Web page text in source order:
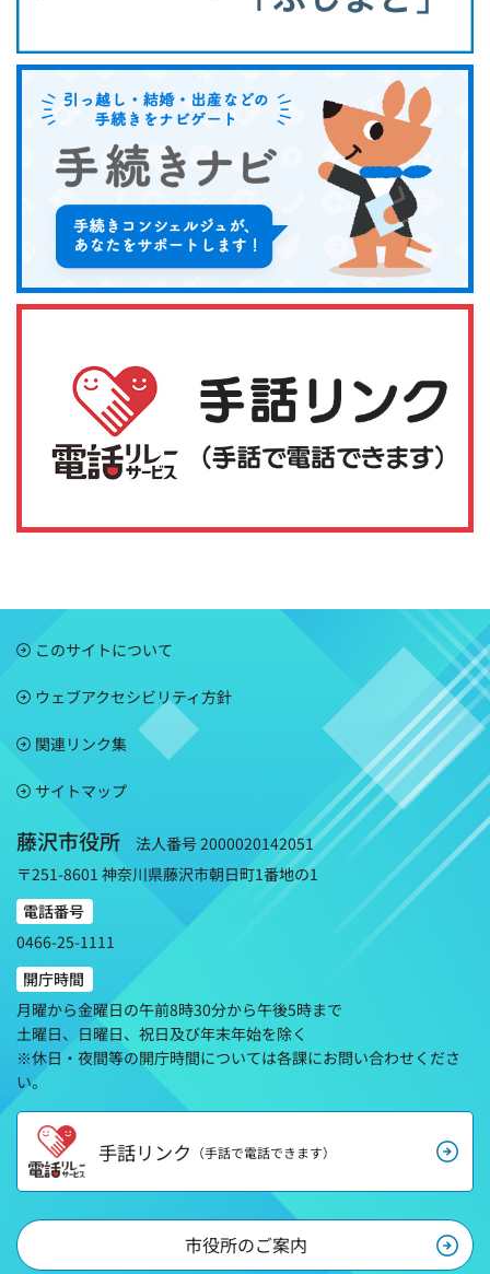
このサイトについて
ウェブアクセシビリティ方針
関連リンク集
サイトマップ
藤沢市役所
法人番号 2000020142051
〒251-8601 神奈川県藤沢市朝日町1番地の1
電話番号
0466-25-1111
開庁時間
月曜から金曜日の午前8時30分から午後5時まで
土曜日、日曜日、祝日及び年末年始を除く
※休日・夜間等の開庁時間については各課にお問い合わせくださ
い。
手話リンク （手話で電話できます）
市役所のご案内